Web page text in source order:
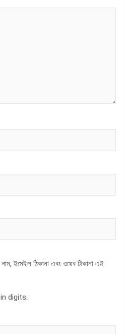
ইমেইল ঠিকানা এবং ওয়েব ঠিকানা এই
digits: